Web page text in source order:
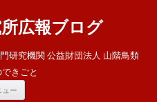
広報ブログ
研究機関 公益財団法人 山階鳥類
きごと
ュー